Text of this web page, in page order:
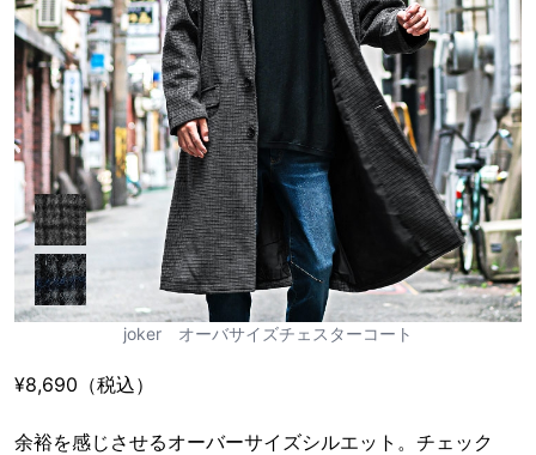
joker オーバサイズチェスターコート
¥8,690（税込）
余裕を感じさせるオーバーサイズシルエット。チェック